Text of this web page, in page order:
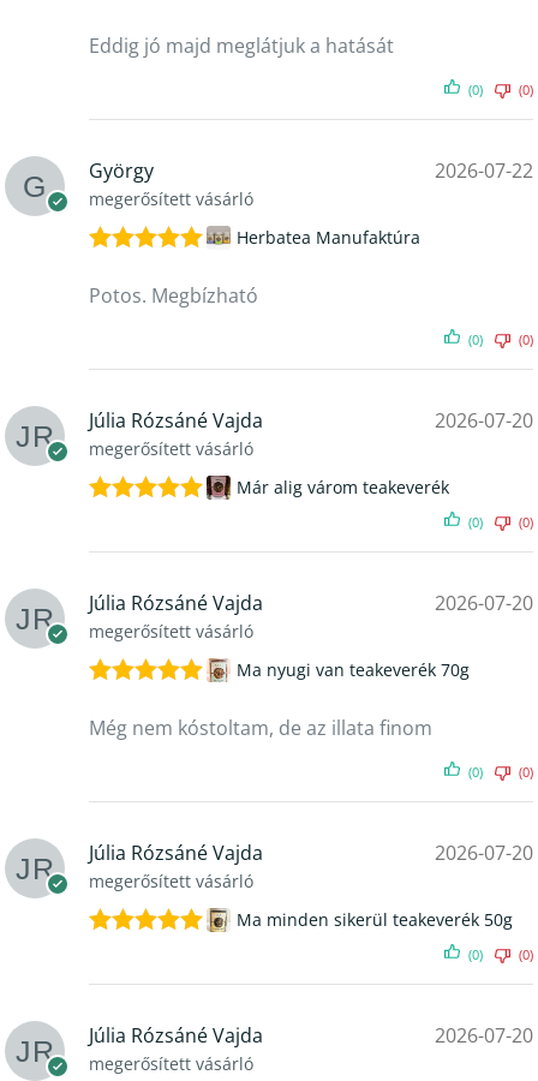
5/ 5
Eddig jó majd meglátjuk a hatását
(0) (0)
György
megerősített vásárló
2026-07-22
5/ 5
Herbatea Manufaktúra
Potos. Megbízható
(0) (0)
Júlia Rózsáné Vajda
megerősített vásárló
2026-07-20
Már alig várom teakeverék
(0) (0)
Júlia Rózsáné Vajda
megerősített vásárló
2026-07-20
5/ 5
Ma nyugi van teakeverék 70g
Még nem kóstoltam, de az illata finom
(0) (0)
Júlia Rózsáné Vajda
megerősített vásárló
2026-07-20
Ma minden sikerül teakeverék 50g
(0) (0)
Júlia Rózsáné Vajda
megerősített vásárló
2026-07-20